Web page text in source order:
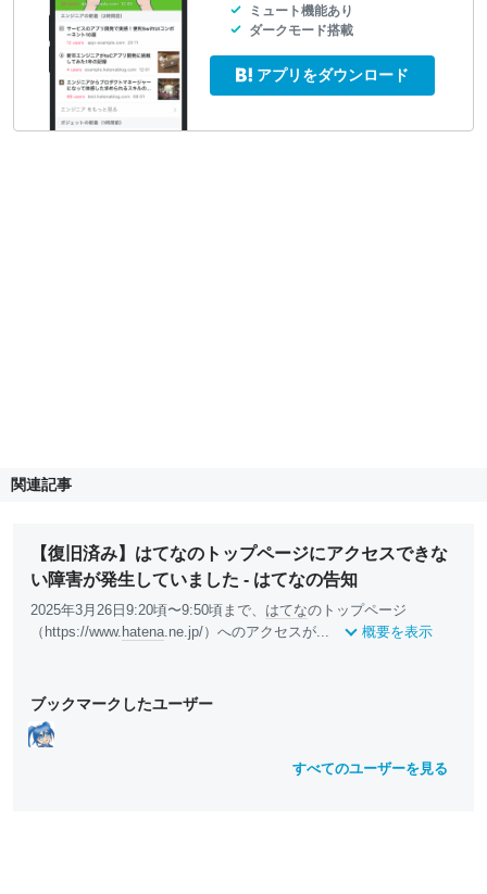
ミュート機能あり
ダークモード搭載
アプリをダウンロード
関連記事
【復旧済み】はてなのトップページにアクセスできな
い障害が発生していました - はてなの告知
2025年3月26日9:20頃〜9:50頃まで、 はてなのトップページ
（https://www. hatena.ne.jp/）へのアクセスが... 概要を表示
ブックマークしたユーザー
すべてのユーザーを見る